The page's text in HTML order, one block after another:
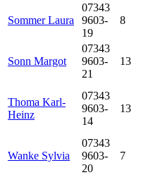
Sommer Laura
07343
9603-
19
8
Sonn Margot
07343
9603-
21
13
Thoma Karl-
Heinz
07343
9603-
14
13
Wanke Sylvia
07343
9603-
20
7